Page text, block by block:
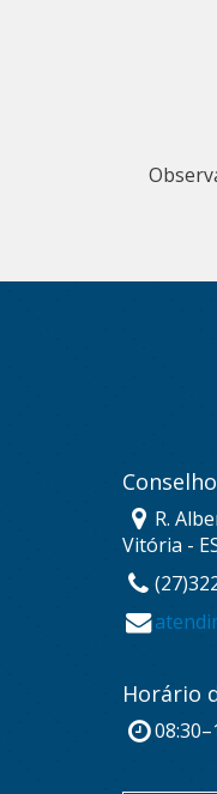
R.
Vitória -
Horário